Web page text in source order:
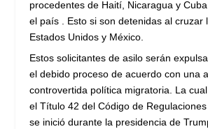
procedentes de Haití, Nicaragua y
el país . Esto si son detenidas al cruzar
Estados Unidos y México.
Estos solicitantes de asilo serán
el debido proceso de acuerdo con una
controvertida política migratoria. La
el Título 42 del Código de
se inició durante la presidencia de